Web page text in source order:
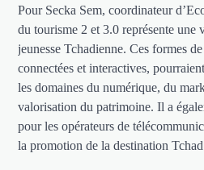
Pour Secka Sem, coordinateur
du tourisme 2 et 3.0 représente une
jeunesse Tchadienne. Ces formes
connectées et interactives,
les domaines du numérique, du
valorisation du patrimoine. Il a
pour les opérateurs de
la promotion de la destination